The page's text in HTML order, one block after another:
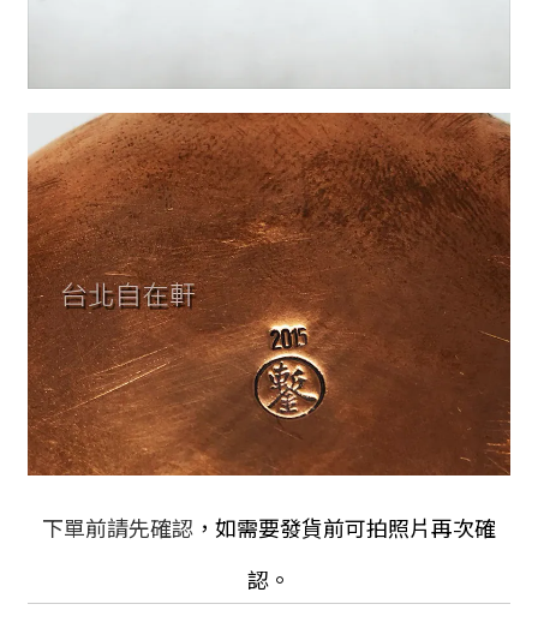
下單前請先確認 ， 如需要發貨前可拍照片再次確
認。